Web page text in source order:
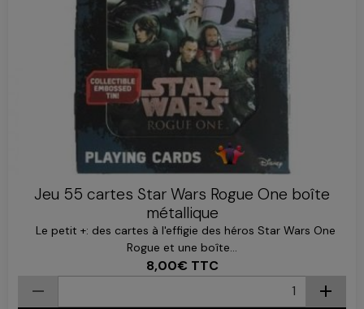
Jeu 55 cartes Star Wars Rogue One boîte
métallique
Le petit +: des cartes à l'effigie des héros Star Wars One
Rogue et une boîte...
8,00€ TTC